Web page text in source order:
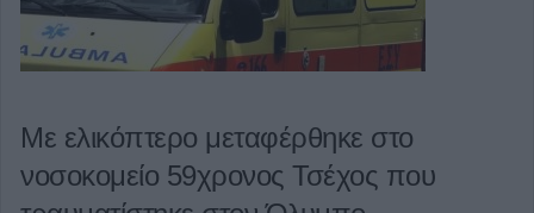
Με ελικόπτερο μεταφέρθηκε στο
νοσοκομείο 59χρονος Τσέχος που